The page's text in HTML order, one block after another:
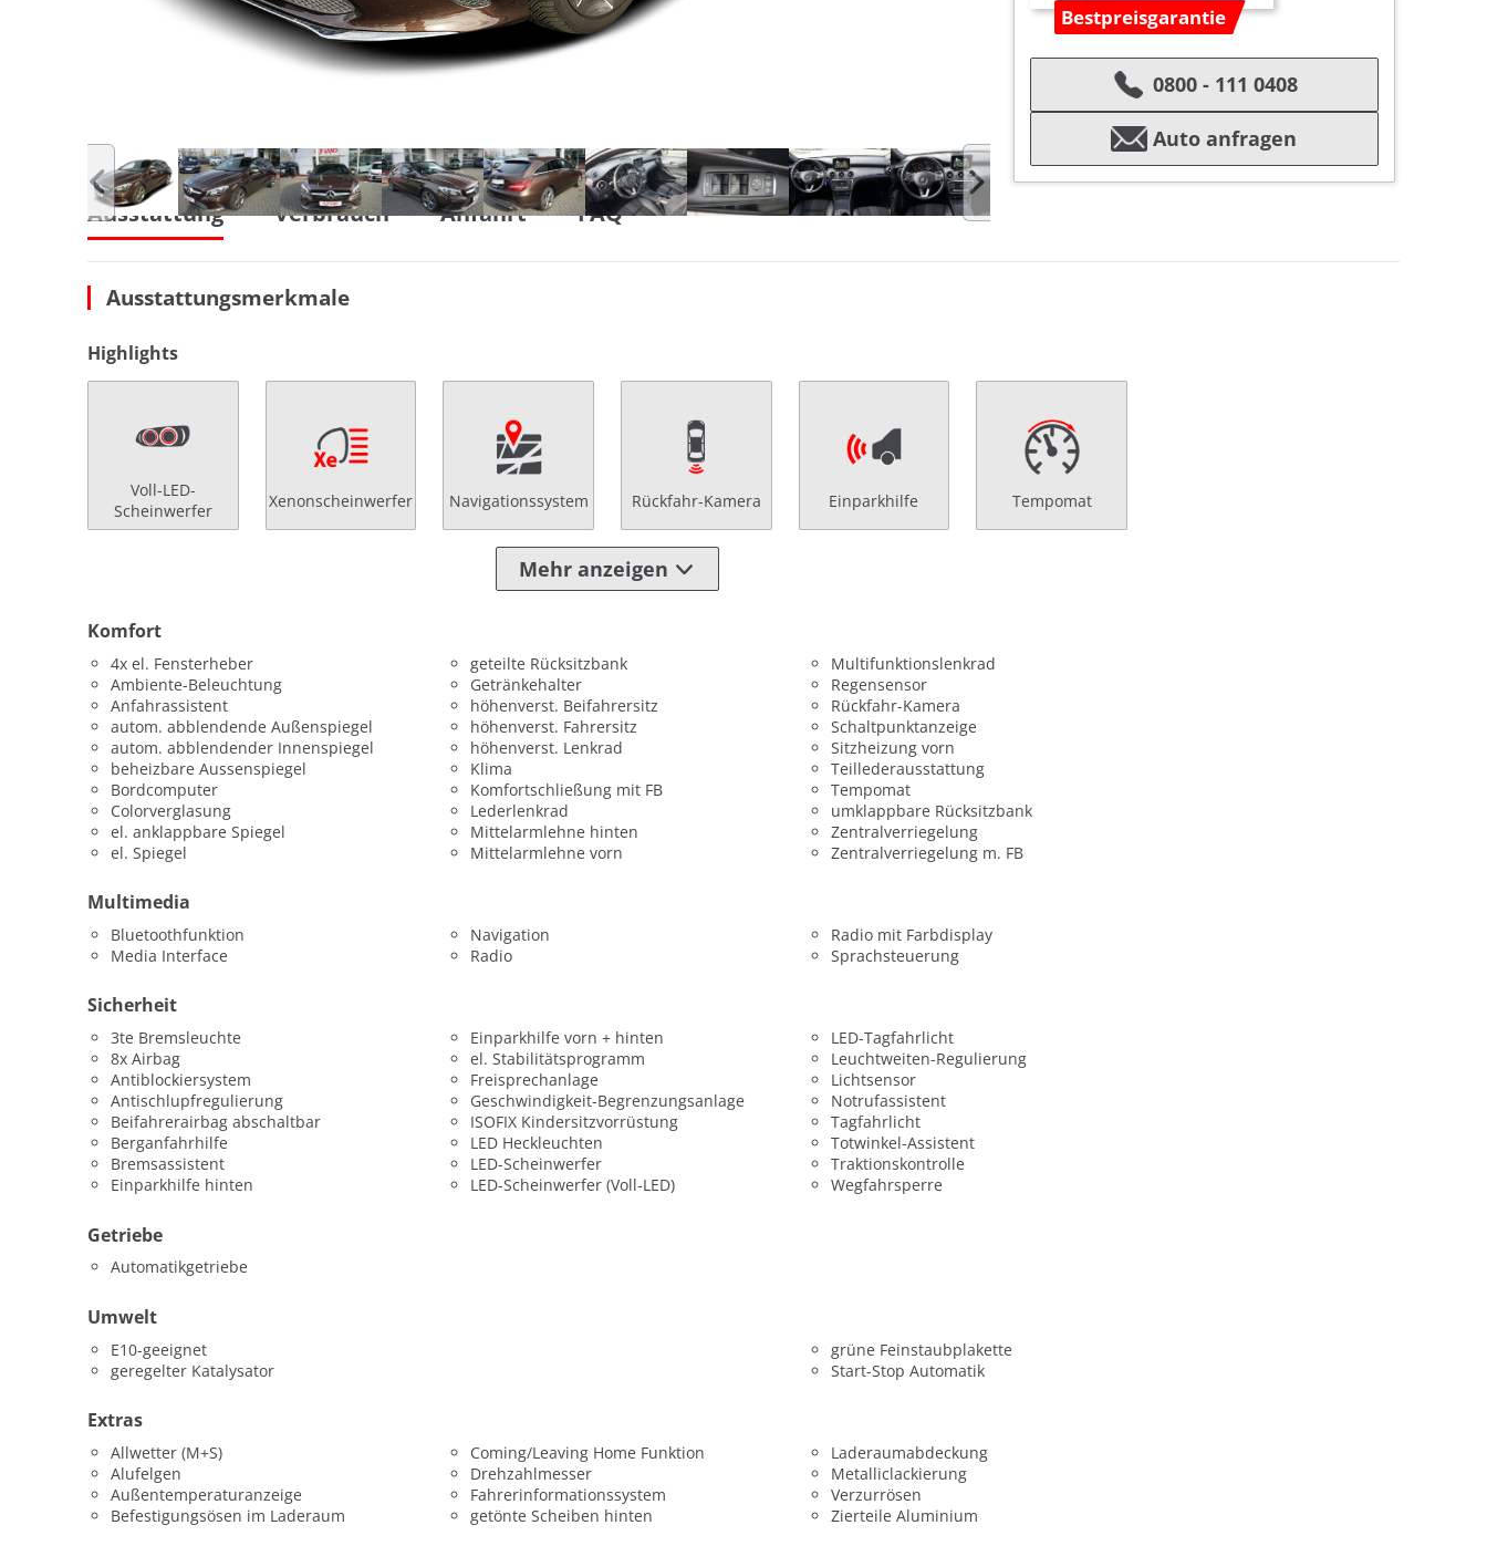
Bestpreisgarantie
0800 - 111 0408
Auto anfragen
Ausstattung Verbrauch Anfahrt FAQ
Ausstattungsmerkmale
Highlights
Voll-LED-
Scheinwerfer
Xenonscheinwerfer Navigationssystem Rückfahr-Kamera Einparkhilfe Tempomat
Mehr anzeigen
Komfort
4x el. Fensterheber
Ambiente-Beleuchtung
Anfahrassistent
autom. abblendende Außenspiegel
autom. abblendender Innenspiegel
beheizbare Aussenspiegel
Bordcomputer
Colorverglasung
el. anklappbare Spiegel
el. Spiegel
geteilte Rücksitzbank
Getränkehalter
höhenverst. Beifahrersitz
höhenverst. Fahrersitz
höhenverst. Lenkrad
Klima
Komfortschließung mit FB
Lederlenkrad
Mittelarmlehne hinten
Mittelarmlehne vorn
Multifunktionslenkrad
Regensensor
Rückfahr-Kamera
Schaltpunktanzeige
Sitzheizung vorn
Teillederausstattung
Tempomat
umklappbare Rücksitzbank
Zentralverriegelung
Zentralverriegelung m. FB
Multimedia
Bluetoothfunktion
Media Interface
Navigation
Radio
Radio mit Farbdisplay
Sprachsteuerung
Sicherheit
3te Bremsleuchte
8x Airbag
Antiblockiersystem
Antischlupfregulierung
Beifahrerairbag abschaltbar
Berganfahrhilfe
Bremsassistent
Einparkhilfe hinten
Einparkhilfe vorn + hinten
el. Stabilitätsprogramm
Freisprechanlage
Geschwindigkeit-Begrenzungsanlage
ISOFIX Kindersitzvorrüstung
LED Heckleuchten
LED-Scheinwerfer
LED-Scheinwerfer (Voll-LED)
LED-Tagfahrlicht
Leuchtweiten-Regulierung
Lichtsensor
Notrufassistent
Tagfahrlicht
Totwinkel-Assistent
Traktionskontrolle
Wegfahrsperre
Getriebe
Automatikgetriebe
Umwelt
E10-geeignet
geregelter Katalysator
grüne Feinstaubplakette
Start-Stop Automatik
Extras
Allwetter (M+S)
Alufelgen
Außentemperaturanzeige
Befestigungsösen im Laderaum
Coming/Leaving Home Funktion
Drehzahlmesser
Fahrerinformationssystem
getönte Scheiben hinten
Laderaumabdeckung
Metalliclackierung
Verzurrösen
Zierteile Aluminium